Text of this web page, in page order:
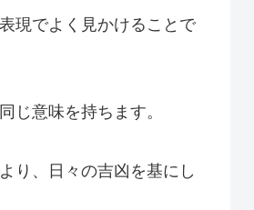
現でよく見かけることで
じ意味を持ちます。
り、日々の吉凶を基にし